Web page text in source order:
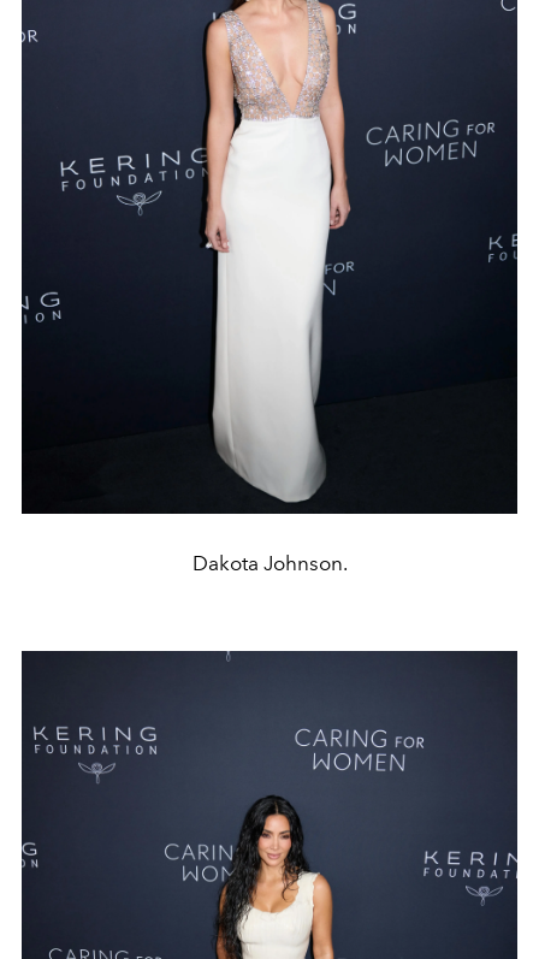
Dakota Johnson.